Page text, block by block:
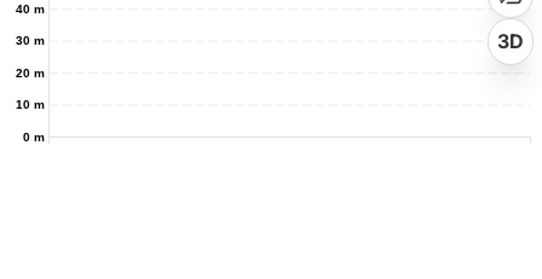
0 m
10 m
20 m
30 m
40 m
3D